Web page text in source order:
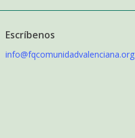
Escríbenos
info@fqcomunidadvalenciana.org